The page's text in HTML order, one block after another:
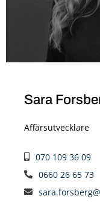
Sara
Affärsutvecklare
070 109 36 09
0660 26 65 73